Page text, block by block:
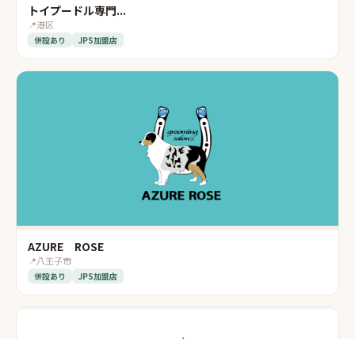
トイプードル専門...
📍港区
併設あり JPS加盟店
AZURE ROSE
📍八王子市
併設あり JPS加盟店